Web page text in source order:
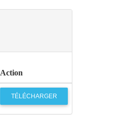
Action
TÉLÉCHARGER